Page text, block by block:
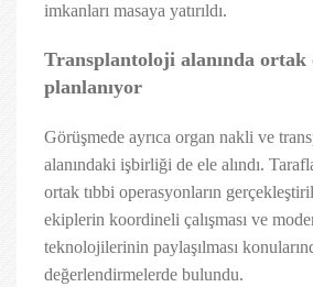
imkanları masaya yatırıldı.
Transplantoloji alanında ortak
planlanıyor
Görüşmede ayrıca organ nakli ve
alanındaki işbirliği de ele alındı.
ortak tıbbi operasyonların
ekiplerin koordineli çalışması ve
teknolojilerinin paylaşılması
değerlendirmelerde bulundu.